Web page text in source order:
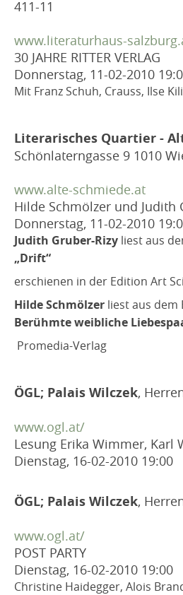
411-11
www.literaturhaus-
30 JAHRE RITTER VERLAG
Donnerstag, 11-02-2010
Mit Franz Schuh, Crauss, Ilse
Literarisches Quartier -
Schönlaterngasse 9 1010
www.alte-schmiede.at
Hilde Schmölzer und Judith
Donnerstag, 11-02-2010
Judith Gruber-Rizy liest aus
„Drift“
erschienen in der Edition Art
Hilde Schmölzer liest aus dem
Berühmte weibliche
Promedia-Verlag
ÖGL; Palais Wilczek,
www.ogl.at/
Lesung Erika Wimmer, Karl
Dienstag, 16-02-2010 19:00
ÖGL; Palais Wilczek,
www.ogl.at/
POST PARTY
Dienstag, 16-02-2010 19:00
Christine Haidegger, Alois